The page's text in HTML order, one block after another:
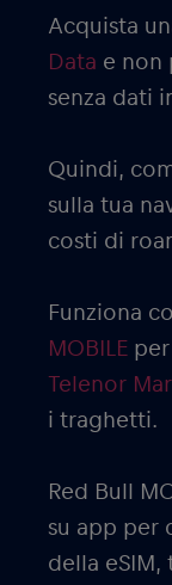
Acquista
Data e non
senza dati
Quindi,
sulla tua
costi di
Funziona
MOBILE
Telenor
i traghetti.
Red Bull
su app per
della